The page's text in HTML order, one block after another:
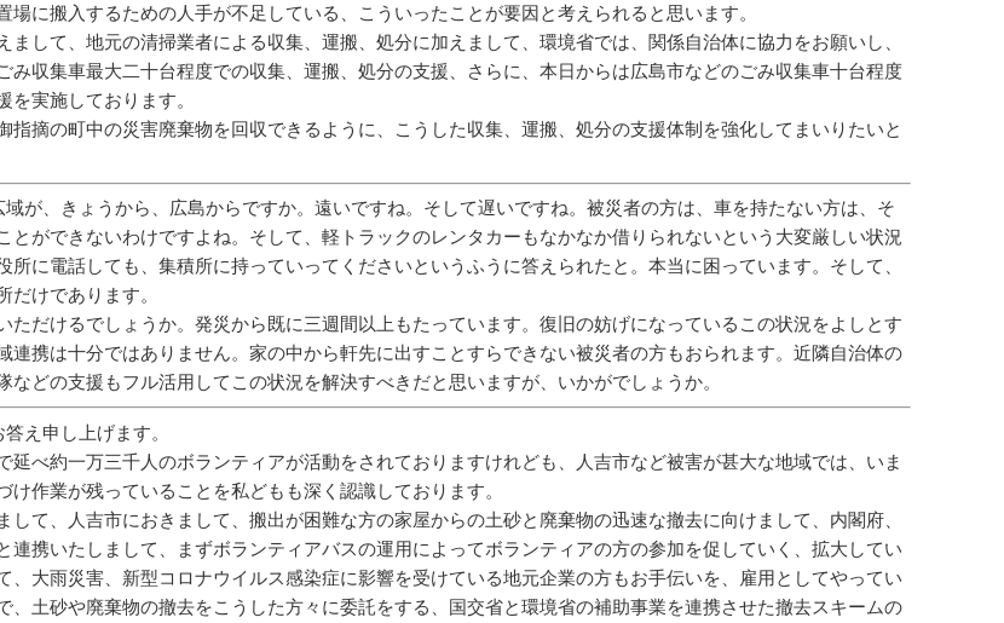
場に搬入するための人手が不足している、こういったことが要因と考えられると思います。
まして、地元の清掃業者による収集、運搬、処分に加えまして、環境省では、関係自治体に協力をお願いし、
み収集車最大二十台程度での収集、運搬、処分の支援、さらに、本日からは広島市などのごみ収集車十台程度
を実施しております。
指摘の町中の災害廃棄物を回収できるように、こうした収集、運搬、処分の支援体制を強化してまいりたいと
が、きょうから、広島からですか。遠いですね。そして遅いですね。被災者の方は、車を持たない方は、そ
とができないわけですよね。そして、軽トラックのレンタカーもなかなか借りられないという大変厳しい状況
所に電話しても、集積所に持っていってくださいというふうに答えられたと。本当に困っています。そして、
だけであります。
ただけるでしょうか。発災から既に三週間以上もたっています。復旧の妨げになっているこの状況をよしとす
連携は十分ではありません。家の中から軒先に出すことすらできない被災者の方もおられます。近隣自治体の
などの支援もフル活用してこの状況を解決すべきだと思いますが、いかがでしょうか。
え申し上げます。
延べ約一万三千人のボランティアが活動をされておりますけれども、人吉市など被害が甚大な地域では、いま
け作業が残っていることを私どもも深く認識しております。
して、人吉市におきまして、搬出が困難な方の家屋からの土砂と廃棄物の迅速な撤去に向けまして、内閣府、
連携いたしまして、まずボランティアバスの運用によってボランティアの方の参加を促していく、拡大してい
、大雨災害、新型コロナウイルス感染症に影響を受けている地元企業の方もお手伝いを、雇用としてやってい
、土砂や廃棄物の撤去をこうした方々に委託をする、国交省と環境省の補助事業を連携させた撤去スキームの